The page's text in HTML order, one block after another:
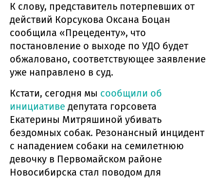
К слову, представитель потерпевших от
действий Корсукова Оксана Боцан
сообщила «Прецеденту», что
постановление о выходе по УДО будет
обжаловано, соответствующее заявление
уже направлено в суд.
Кстати, сегодня мы сообщили об
инициативе депутата горсовета
Екатерины Митряшиной убивать
бездомных собак. Резонансный инцидент
с нападением собаки на семилетнюю
девочку в Первомайском районе
Новосибирска стал поводом для